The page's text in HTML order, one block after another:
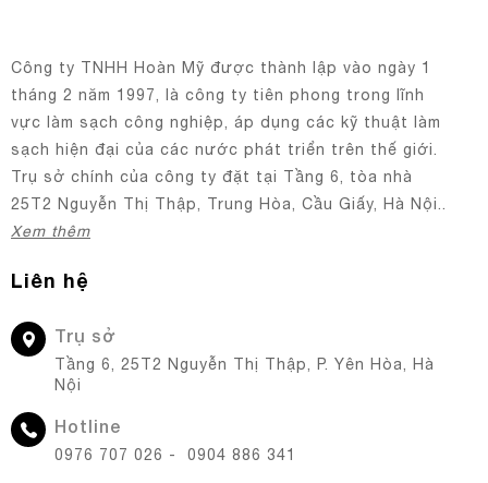
Công ty TNHH Hoàn Mỹ được thành lập vào ngày 1
tháng 2 năm 1997, là công ty tiên phong trong lĩnh
vực làm sạch công nghiệp, áp dụng các kỹ thuật làm
sạch hiện đại của các nước phát triển trên thế giới.
Trụ sở chính của công ty đặt tại Tầng 6, tòa nhà
25T2 Nguyễn Thị Thập, Trung Hòa, Cầu Giấy, Hà Nội..
Xem thêm
Liên hệ
Trụ sở
Tầng 6, 25T2 Nguyễn Thị Thập, P. Yên Hòa, Hà
Nội
Hotline
0976 707 026 - 0904 886 341